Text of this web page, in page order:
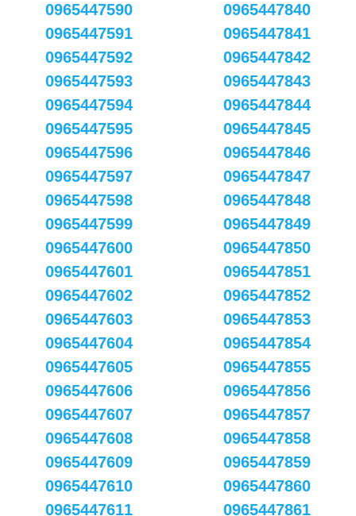
0965447590
0965447591
0965447592
0965447593
0965447594
0965447595
0965447596
0965447597
0965447598
0965447599
0965447600
0965447601
0965447602
0965447603
0965447604
0965447605
0965447606
0965447607
0965447608
0965447609
0965447610
0965447611
0965447840
0965447841
0965447842
0965447843
0965447844
0965447845
0965447846
0965447847
0965447848
0965447849
0965447850
0965447851
0965447852
0965447853
0965447854
0965447855
0965447856
0965447857
0965447858
0965447859
0965447860
0965447861